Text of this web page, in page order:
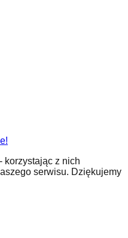
korzystając z nich
serwisu. Dziękujemy